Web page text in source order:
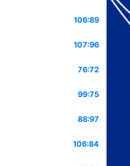
106:89
107:96
76:72
99:75
88:97
106:84